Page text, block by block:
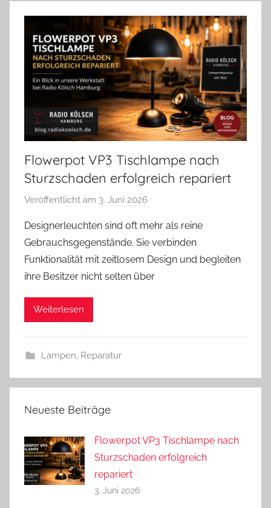
Flowerpot VP3 Tischlampe nach
Sturzschaden erfolgreich repariert
Veröffentlicht am 3. Juni 2026
n
A
n
d
Designerleuchten sind oft mehr als reine
Gebrauchsgegenstände. Sie verbinden
Funktionalität mit zeitlosem Design und begleiten
ihre Besitzer nicht selten über
Weiterlesen
Lampen Reparatur
Neueste Beiträge
Flowerpot VP3 Tischlampe nach
Sturzschaden erfolgreich
repariert
3. Juni 2026